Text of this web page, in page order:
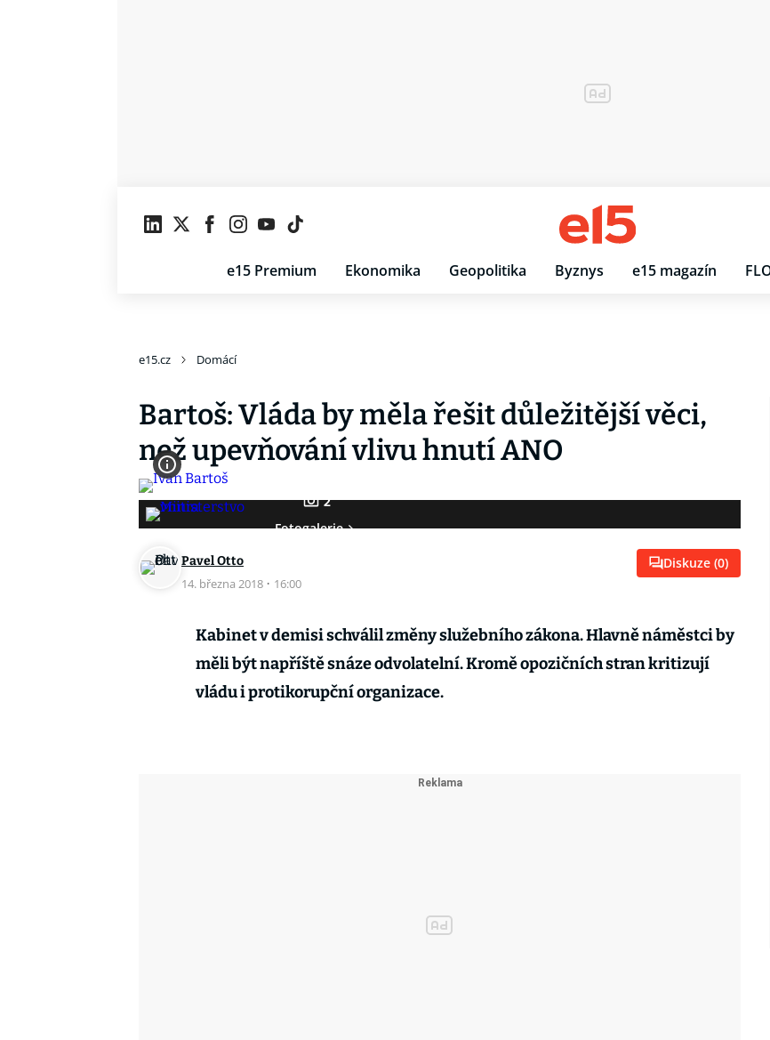
e15 Premium Ekonomika Geopolitika Byznys e15 magazín
e15.cz Domácí
Bartoš: Vláda by měla řešit důležitější věci,
než upevňování vlivu hnutí ANO
2
Fotogalerie
Pavel Otto
14. března 2018 · 16:00
Diskuze (0)
Kabinet v demisi schválil změny služebního zákona. Hlavně náměstci by
měli být napříště snáze odvolatelní. Kromě opozičních stran kritizují
vládu i protikorupční organizace.